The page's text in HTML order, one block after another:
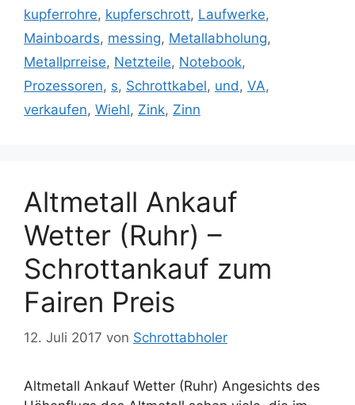
kupferrohre, kupferschrott, Laufwerke,
Mainboards, messing, Metallabholung,
Metallprreise, Netzteile, Notebook,
Prozessoren, s, Schrottkabel, und, VA,
verkaufen, Wiehl, Zink, Zinn
Altmetall Ankauf
Wetter (Ruhr) –
Schrottankauf zum
Fairen Preis
12. Juli 2017 von Schrottabholer
Altmetall Ankauf Wetter (Ruhr) Angesichts des